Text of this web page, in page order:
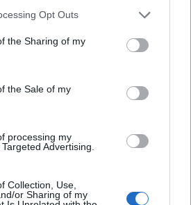
Opt Outs
the Sharing of my
the Sale of my
processing my
Advertising.
Collection, Use,
or Sharing of my
Tresco-szigeten – A Josh